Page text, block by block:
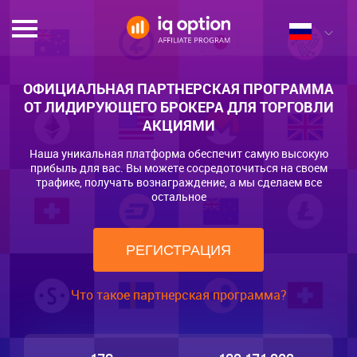
ОФИЦИАЛЬНАЯ ПАРТНЕРСКАЯ ПРОГРАММА
ОТ ЛИДИРУЮЩЕГО БРОКЕРА ДЛЯ ТОРГОВЛИ
АКЦИЯМИ
Наша уникальная платформа обеспечит самую высокую
прибыль для вас. Вы можете сосредоточиться на своем
трафике, получать вознаграждение, а мы сделаем все
остальное
РЕГИСТРАЦИЯ
Что такое партнерская программа?